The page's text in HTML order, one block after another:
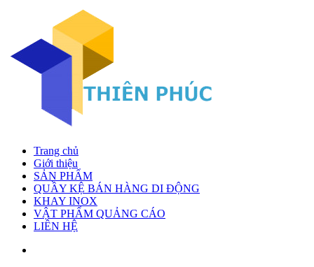
Trang chủ
Giới thiệu
SẢN PHẨM
QUẦY KỆ BÁN HÀNG DI ĐỘNG
KHAY INOX
VẬT PHẨM QUẢNG CÁO
LIÊN HỆ